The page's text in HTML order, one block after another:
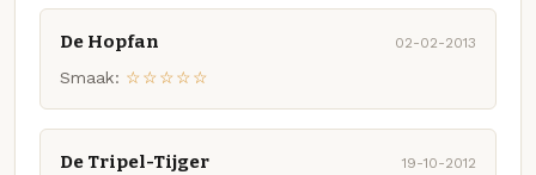
De Hopfan 02-02-2013
Smaak: ☆☆☆☆☆
De Tripel-Tijger 19-10-2012